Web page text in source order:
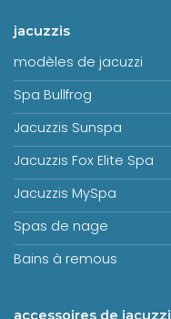
jacuzzis
modèles de jacuzzi
Spa Bullfrog
Jacuzzis Sunspa
Jacuzzis Fox Elite Spa
Jacuzzis MySpa
Spas de nage
Bains à remous
accessoires de jacuzzi